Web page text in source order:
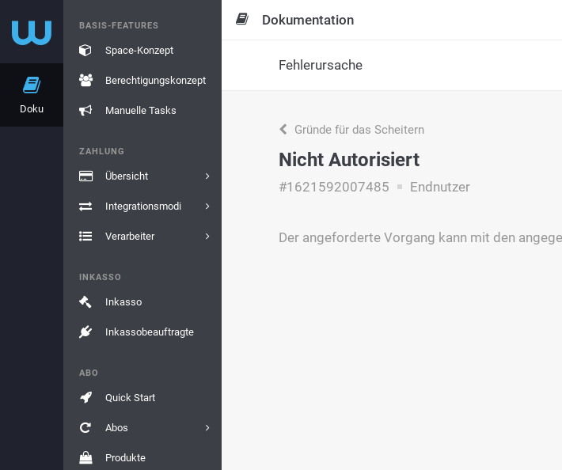
Doku
BASIS-FEATURES
Space-Konzept
Berechtigungskonzept
Manuelle Tasks
ZAHLUNG
Übersicht
Integrationsmodi
Verarbeiter
INKASSO
Inkasso
Inkassobeauftragte
ABO
Quick Start
Abos
Produkte
Dokumentation
Fehlerursache
Gründe für das Scheitern
Nicht Autorisiert
#1621592007485 Endnutzer
Der angeforderte Vorgang kann mit den